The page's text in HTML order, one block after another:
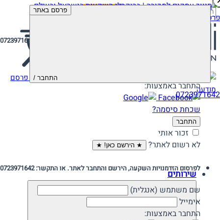
חיפוש:
0723971642
פרסם מודעה
התחבר /
התחבר באמצעות:
שכחת סיסמה?
התחבר
זכור אותי
לא רשום לאתר?
★ הירשם כאן! ★
פרסם באתר
לפרסום הזדמנויות השקעה, הירשם והתחבר לאתר. או התקשר: 0723971642
שם משתמש (אנגלית)
אימייל
התחבר באמצעות:
פרסם
מודעה
שירותים